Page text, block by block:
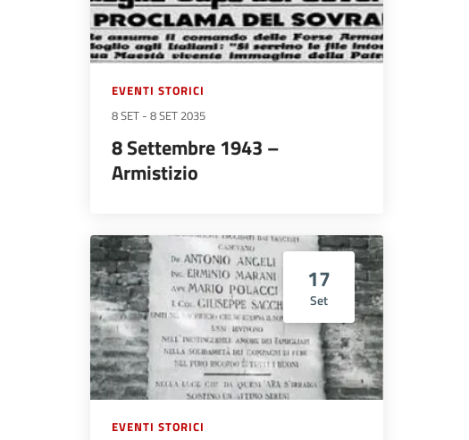
EVENTI STORICI
8 SET - 8 SET 2035
8 Settembre 1943 –
Armistizio
17
Set
EVENTI STORICI